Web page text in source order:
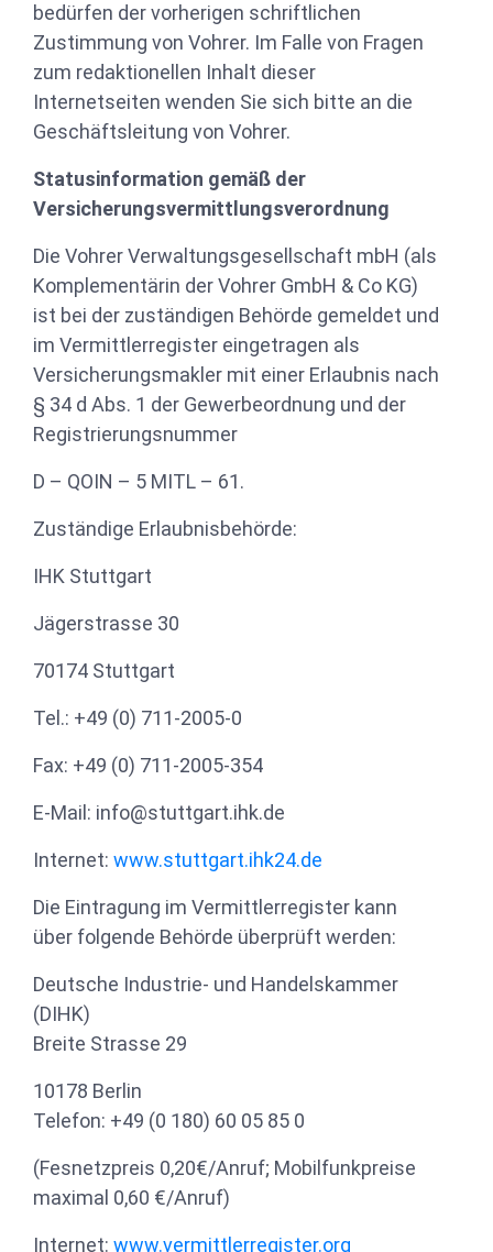
bedürfen der vorherigen schriftlichen
Zustimmung von Vohrer. Im Falle von Fragen
zum redaktionellen Inhalt dieser
Internetseiten wenden Sie sich bitte an die
Geschäftsleitung von Vohrer.
Statusinformation gemäß der
Versicherungsvermittlungsverordnung
Die Vohrer Verwaltungsgesellschaft mbH (als
Komplementärin der Vohrer GmbH & Co KG)
ist bei der zuständigen Behörde gemeldet und
im Vermittlerregister eingetragen als
Versicherungsmakler mit einer Erlaubnis nach
§ 34 d Abs. 1 der Gewerbeordnung und der
Registrierungsnummer
D – QOIN – 5 MITL – 61.
Zuständige Erlaubnisbehörde:
IHK Stuttgart
Jägerstrasse 30
70174 Stuttgart
Tel.: +49 (0) 711-2005-0
Fax: +49 (0) 711-2005-354
E-Mail: info@stuttgart.ihk.de
Internet: www.stuttgart.ihk24.de
Die Eintragung im Vermittlerregister kann
über folgende Behörde überprüft werden:
Deutsche Industrie- und Handelskammer
(DIHK)
Breite Strasse 29
10178 Berlin
Telefon: +49 (0 180) 60 05 85 0
(Fesnetzpreis 0,20€/Anruf; Mobilfunkpreise
maximal 0,60 €/Anruf)
Internet: www.vermittlerregister.org